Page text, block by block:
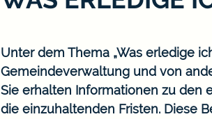
Unter dem Thema „Was erledige
Gemeindeverwaltung und von
Sie erhalten Informationen zu den
die einzuhaltenden Fristen. Diese